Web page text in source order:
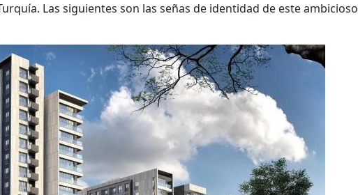
Las siguientes son las señas de identidad de este ambicioso